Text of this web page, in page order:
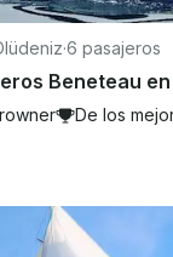
·6 pasajeros
Beneteau
De los